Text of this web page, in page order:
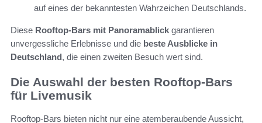
auf eines der bekanntesten Wahrzeichen Deutschlands.
Diese Rooftop-Bars mit Panoramablick garantieren
unvergessliche Erlebnisse und die beste Ausblicke in
Deutschland, die einen zweiten Besuch wert sind.
Die Auswahl der besten Rooftop-Bars
für Livemusik
Rooftop-Bars bieten nicht nur eine atemberaubende Aussicht,